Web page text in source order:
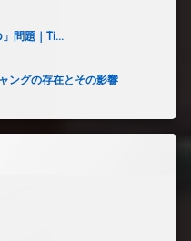
問題｜Ti...
ングの存在とその影響